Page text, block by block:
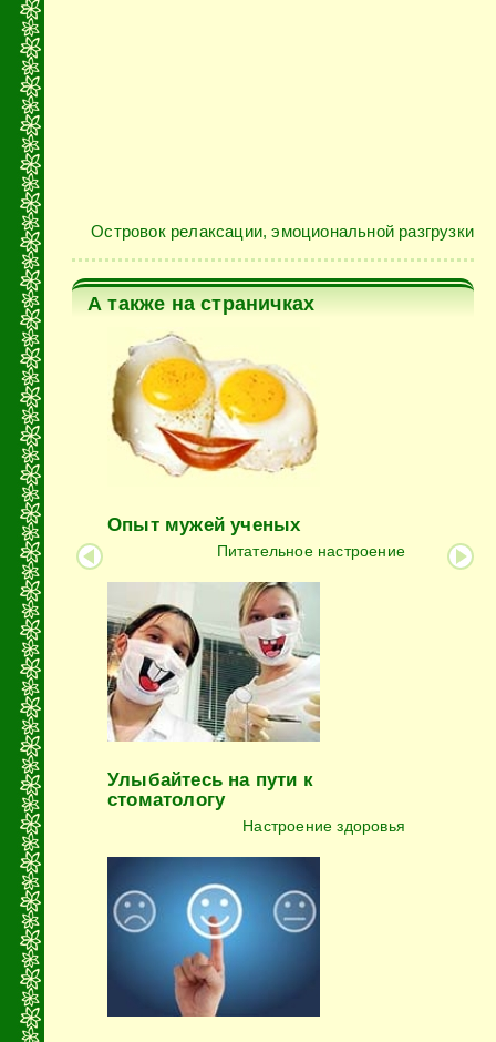
Островок релаксации, эмоциональной разгрузки
А также на страничках
Опыт мужей ученых
Питательное настроение
Улыбайтесь на пути к
стоматологу
Настроение здоровья